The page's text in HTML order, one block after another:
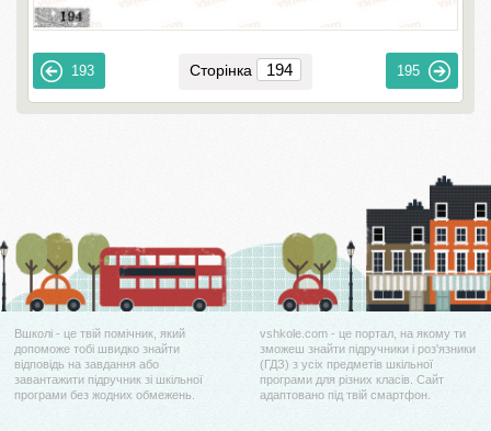
193 Сторінка 195
Вшколі - це твій помічник, який
допоможе тобі швидко знайти
відповідь на завдання або
завантажити підручник зі шкільної
програми без жодних обмежень.
vshkole.com - це портал, на якому ти
зможеш знайти підручники і роз'язники
(ГДЗ) з усіх предметів шкільної
програми для різних класів. Сайт
адаптовано під твій смартфон.